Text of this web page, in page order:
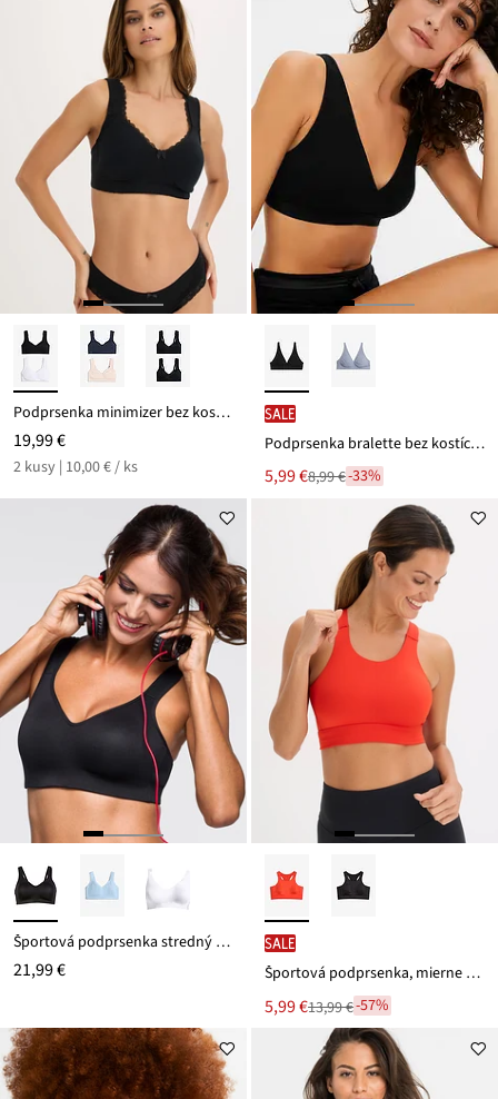
Podprsenka minimizer bez kostíc, s bio bavlnou (2 ks)
19,99 €
2 kusy | 10,00 € / ks
SALE
Podprsenka bralette bez kostíc s bio bavlnou
Nová
cena
5,99 €
Zľava8,99 €-33%
Športová podprsenka stredný level
21,99 €
SALE
Športová podprsenka, mierne spevnenie
Nová
cena
5,99 €
Zľava
13,99 €
13,99 €-57%